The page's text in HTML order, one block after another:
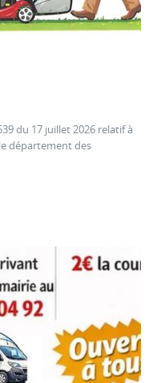
du 17 juillet 2026 relatif à
département des